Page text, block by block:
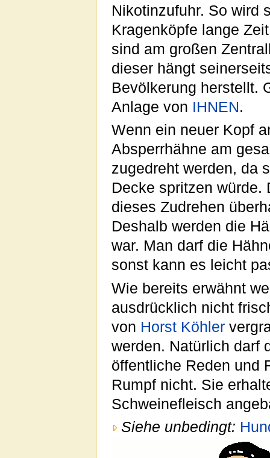
Nikotinzufuhr. So wird
Kragenköpfe lange
sind am großen
dieser hängt
Bevölkerung herstellt.
Anlage von IHNEN.
Wenn ein neuer Kopf
Absperrhähne am
zugedreht werden, da
Decke spritzen würde.
dieses Zudrehen
Deshalb werden die
war. Man darf die
sonst kann es leicht
Wie bereits erwähnt
ausdrücklich nicht
von Horst Köhler
werden. Natürlich darf
öffentliche Reden und
Rumpf nicht. Sie
Schweinefleisch
Siehe unbedingt: